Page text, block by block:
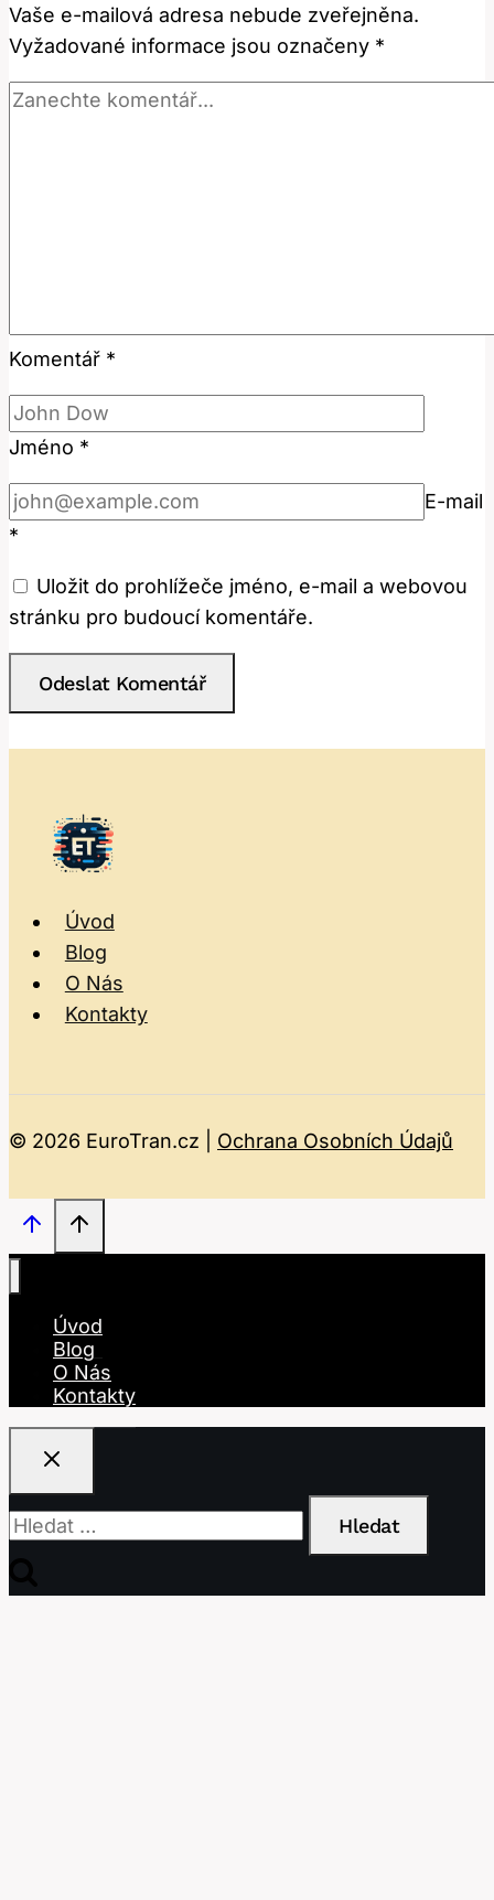
Moderní
Frázi?
Vaše e-mailová adresa nebude zveřejněna.
Vyžadované informace jsou označeny *
Komentář *
Jméno *
E-mail
*
Uložit do prohlížeče jméno, e-mail a webovou
stránku pro budoucí komentáře.
Úvod
Blog
O Nás
Kontakty
© 2026 EuroTran.cz | Ochrana Osobních Údajů
Úvod
Blog
O Nás
Kontakty
Vyhledávání